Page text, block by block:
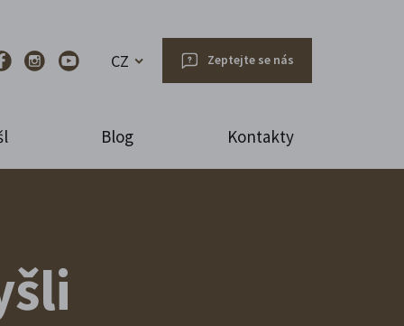
CZ Zeptejte se nás
Blog Kontakty